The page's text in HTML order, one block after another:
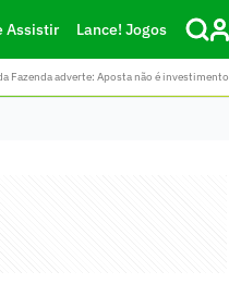
Assistir Lance! Jogos
Fazenda adverte: Aposta não é investimento